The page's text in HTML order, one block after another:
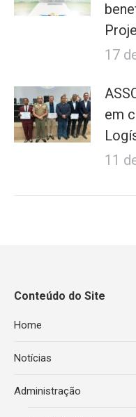
17
em
11
Conteúdo do Site
Home
Notícias
Administração